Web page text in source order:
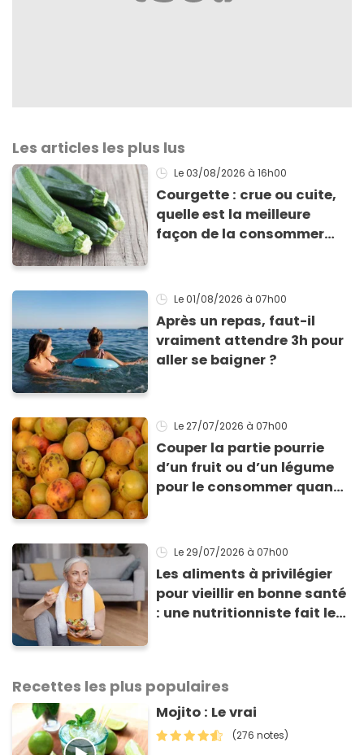
Les articles les plus lus
Le 03/08/2026 à 16h00
Courgette : crue ou cuite,
quelle est la meilleure
façon de la consommer
Le 01/08/2026 à 07h00
Après un repas, faut-il
vraiment attendre 3h pour
aller se baigner ?
Le 27/07/2026 à 07h00
Couper la partie pourrie
d’un fruit ou d’un légume
pour le consommer quand
Le 29/07/2026 à 07h00
Les aliments à privilégier
pour vieillir en bonne santé
: une nutritionniste fait le
Recettes les plus populaires
Mojito : Le vrai
(276 notes)